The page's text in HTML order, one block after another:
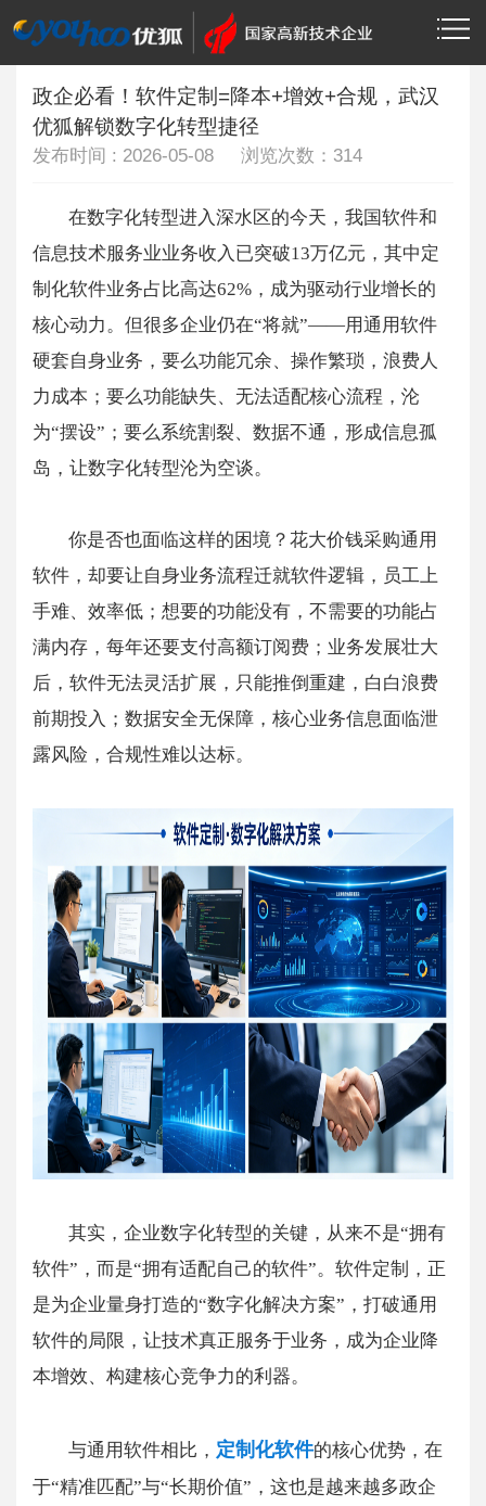
当前位置：首页 >技术资讯>软件开发
政企必看！软件定制=降本+增效+合规，武汉
优狐解锁数字化转型捷径
发布时间 : 2026-05-08 浏览次数： 314
在数字化转型进入深水区的今天，我国软件和
信息技术服务业业务收入已突破13万亿元，其中定
制化软件业务占比高达62%，成为驱动行业增长的
核心动力。但很多企业仍在“将就”——用通用软件
硬套自身业务，要么功能冗余、操作繁琐，浪费人
力成本；要么功能缺失、无法适配核心流程，沦
为“摆设”；要么系统割裂、数据不通，形成信息孤
岛，让数字化转型沦为空谈。
你是否也面临这样的困境？花大价钱采购通用
软件，却要让自身业务流程迁就软件逻辑，员工上
手难、效率低；想要的功能没有，不需要的功能占
满内存，每年还要支付高额订阅费；业务发展壮大
后，软件无法灵活扩展，只能推倒重建，白白浪费
前期投入；数据安全无保障，核心业务信息面临泄
露风险，合规性难以达标。
其实，企业数字化转型的关键，从来不是“拥有
软件”，而是“拥有适配自己的软件”。软件定制，正
是为企业量身打造的“数字化解决方案”，打破通用
软件的局限，让技术真正服务于业务，成为企业降
本增效、构建核心竞争力的利器。
与通用软件相比， 定制化软件的核心优势，在
于“精准匹配”与“长期价值”，这也是越来越多政企